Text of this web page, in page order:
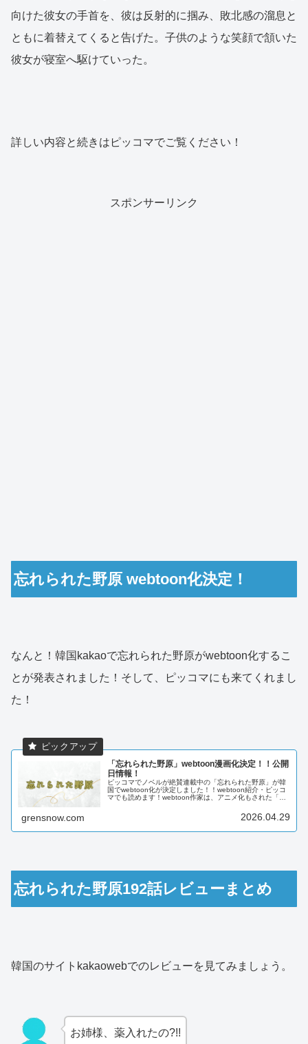
向けた彼女の手首を、彼は反射的に掴み、敗北感の溜息と
ともに着替えてくると告げた。子供のような笑顔で頷いた
彼女が寝室へ駆けていった。
詳しい内容と続きはピッコマでご覧ください！
スポンサーリンク
忘れられた野原 webtoon化決定！
なんと！韓国kakaoで忘れられた野原がwebtoon化するこ
とが発表されました！そして、ピッコマにも来てくれまし
た！
「忘れられた野原」webtoon漫画化決定！！公開
日情報！
ピッコマでノベルが絶賛連載中の「忘れられた野原」が韓
国でwebtoon化が決定しました！！webtoon紹介・ピッコ
マでも読めます！webtoon作家は、アニメ化もされた「あ
grensnow.com 2026.04.29
忘れられた野原192話レビューまとめ
韓国のサイトkakaowebでのレビューを見てみましょう。
お姉様、薬入れたの?!!